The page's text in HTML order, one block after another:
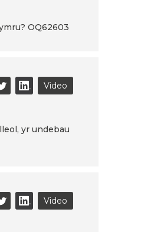
OQ62603
Video
yr undebau
Video